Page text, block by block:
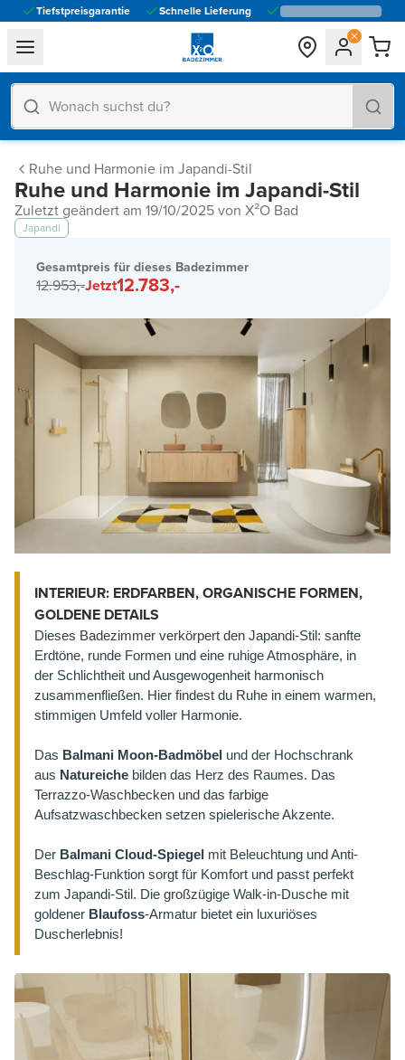
Tiefstpreisgarantie Schnelle Lieferung
general.navigation.toggle_menu.label
Ruhe und Harmonie im Japandi-Stil
Ruhe und Harmonie im Japandi-Stil
Zuletzt geändert am 19/10/2025 von X²O Bad
Japandi
Gesamtpreis für dieses Badezimmer
12.953,-Jetzt12.783,-
INTERIEUR: ERDFARBEN, ORGANISCHE FORMEN,
GOLDENE DETAILS
Dieses Badezimmer verkörpert den Japandi-Stil: sanfte
Erdtöne, runde Formen und eine ruhige Atmosphäre, in
der Schlichtheit und Ausgewogenheit harmonisch
zusammenfließen. Hier findest du Ruhe in einem warmen,
stimmigen Umfeld voller Harmonie.
Das Balmani Moon-Badmöbel und der Hochschrank
aus Natureiche bilden das Herz des Raumes. Das
Terrazzo-Waschbecken und das farbige
Aufsatzwaschbecken setzen spielerische Akzente.
Der Balmani Cloud-Spiegel mit Beleuchtung und Anti-
Beschlag-Funktion sorgt für Komfort und passt perfekt
zum Japandi-Stil. Die großzügige Walk-in-Dusche mit
goldener Blaufoss-Armatur bietet ein luxuriöses
Duscherlebnis!